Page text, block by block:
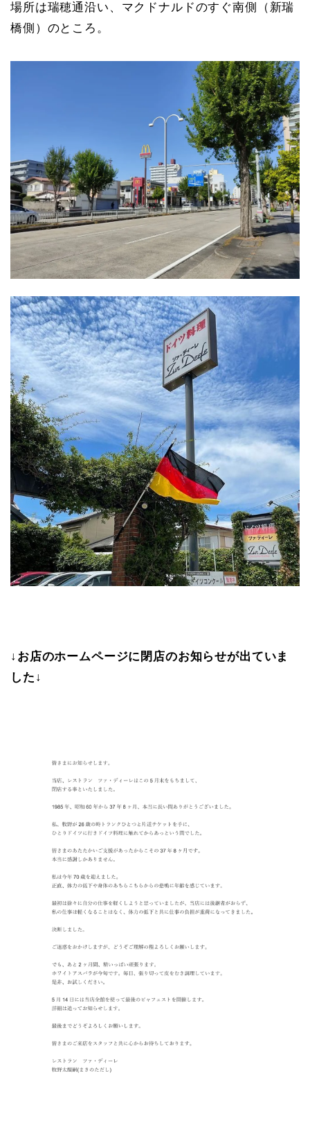
場所は瑞穂通沿い、マクドナルドのすぐ南側（新瑞
橋側）のところ。
↓お店のホームページに閉店のお知らせが出ていま
した↓